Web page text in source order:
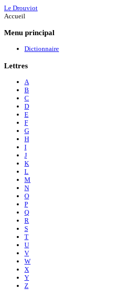
Le Drouviot
Accueil
Menu principal
Dictionnaire
Lettres
A
B
C
D
E
F
G
H
I
J
K
L
M
N
O
P
Q
R
S
T
U
V
W
X
Y
Z